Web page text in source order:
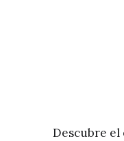
Descubre el